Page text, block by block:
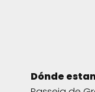
Dónde